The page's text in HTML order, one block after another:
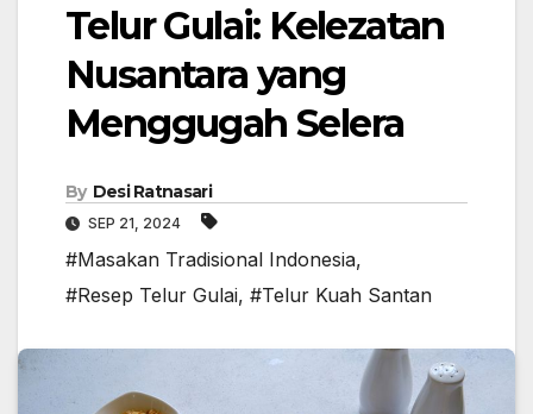
Telur Gulai: Kelezatan
Nusantara yang
Menggugah Selera
By Desi Ratnasari
SEP 21, 2024
#Masakan Tradisional Indonesia,
#Resep Telur Gulai, #Telur Kuah Santan